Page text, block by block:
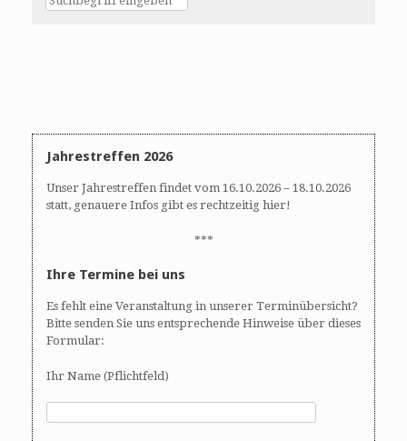
Jahrestreffen 2026
Unser Jahrestreffen findet vom 16.10.2026 – 18.10.2026
statt, genauere Infos gibt es rechtzeitig hier!
***
Ihre Termine bei uns
Es fehlt eine Veranstaltung in unserer Terminübersicht?
Bitte senden Sie uns entsprechende Hinweise über dieses
Formular:
Ihr Name (Pflichtfeld)